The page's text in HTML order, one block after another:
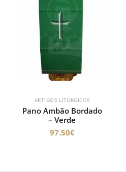
ARTIGOS LITÚRGICOS
Pano Ambão Bordado
– Verde
97.50€